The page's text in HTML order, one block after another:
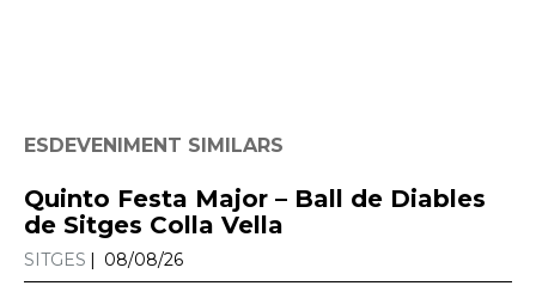
ESDEVENIMENT SIMILARS
Quinto Festa Major – Ball de Diables
de Sitges Colla Vella
SITGES 08/08/26